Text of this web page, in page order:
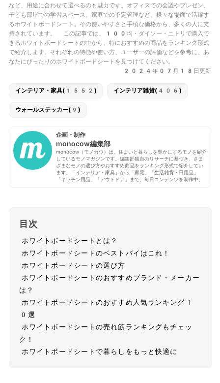
など、用途に合わせて選べるのも魅力です。オフィスでの会議やプレゼン、
子ども部屋での学習スペース、家庭での予定管理など、様々な場面で活躍す
るホワイトボードシート。その使いやすさと手頃な価格から、多くの人に支
持されています。 この記事では、100均・ダイソー・ニトリで購入で
きるホワイトボードシートの中から、特におすすめの商品をランキング形式
で紹介します。それぞれの特徴や使い方、ユーザーの評価などを参考に、あ
なたにぴったりのホワイトボードシートを見つけてください。
2024年07月18日更新
インテリア・家具(1552) インテリア雑貨(406)
ウォールステッカー(9)
企画・制作
monocow編集部
monocow（モノカウ）は、住まいと暮らしを豊かにするモノを紹介
しているモノマガジンです。編集部独自のリサーチに基づき、さま
ざまなモノの選び方やおすすめ商品をランキング形式で紹介してい
ます。「インテリア・家具」から「家電」「生活雑貨・日用品」
「キッチン用品」「アウトドア」まで、毎日コンテンツを制作中。
目次
ホワイトボードシートとは？
ホワイトボードシートのベストバイはこれ！
ホワイトボードシートの選び方
ホワイトボードシートのおすすめブランド・メーカー
は？
ホワイトボードシートのおすすめ人気ランキング1
0選
ホワイトボードシートの売れ筋ランキングもチェッ
ク！
ホワイトボードシートで暮らしをもっと快適に